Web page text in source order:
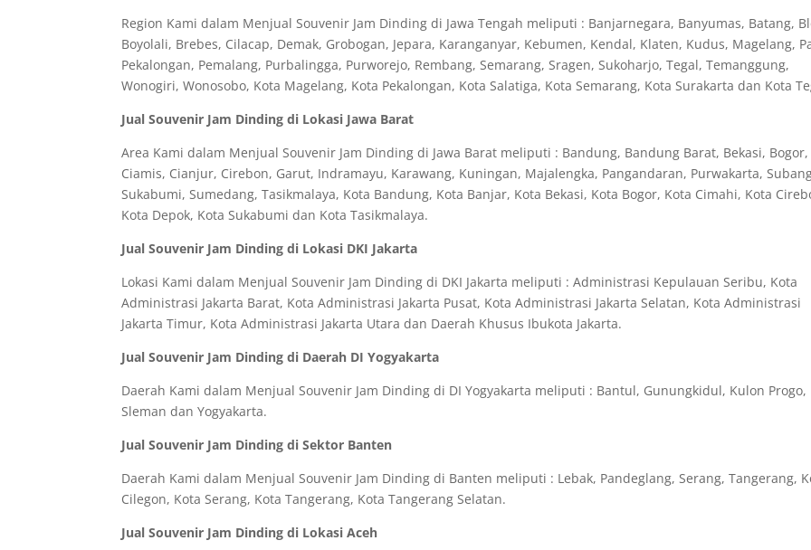
Region Kami dalam Menjual Souvenir Jam Dinding di Jawa Tengah meliputi : Banjarnegara, Banyumas, Batang,
Boyolali, Brebes, Cilacap, Demak, Grobogan, Jepara, Karanganyar, Kebumen, Kendal, Klaten, Kudus, Magelang,
Pekalongan, Pemalang, Purbalingga, Purworejo, Rembang, Semarang, Sragen, Sukoharjo, Tegal, Temanggung,
Wonogiri, Wonosobo, Kota Magelang, Kota Pekalongan, Kota Salatiga, Kota Semarang, Kota Surakarta dan Kota
Jual Souvenir Jam Dinding di Lokasi Jawa Barat
Area Kami dalam Menjual Souvenir Jam Dinding di Jawa Barat meliputi : Bandung, Bandung Barat, Bekasi, Bogor,
Ciamis, Cianjur, Cirebon, Garut, Indramayu, Karawang, Kuningan, Majalengka, Pangandaran, Purwakarta,
Sukabumi, Sumedang, Tasikmalaya, Kota Bandung, Kota Banjar, Kota Bekasi, Kota Bogor, Kota Cimahi, Kota
Kota Depok, Kota Sukabumi dan Kota Tasikmalaya.
Jual Souvenir Jam Dinding di Lokasi DKI Jakarta
Lokasi Kami dalam Menjual Souvenir Jam Dinding di DKI Jakarta meliputi : Administrasi Kepulauan Seribu, Kota
Administrasi Jakarta Barat, Kota Administrasi Jakarta Pusat, Kota Administrasi Jakarta Selatan, Kota Administrasi
Jakarta Timur, Kota Administrasi Jakarta Utara dan Daerah Khusus Ibukota Jakarta.
Jual Souvenir Jam Dinding di Daerah DI Yogyakarta
Daerah Kami dalam Menjual Souvenir Jam Dinding di DI Yogyakarta meliputi : Bantul, Gunungkidul, Kulon Progo,
Sleman dan Yogyakarta.
Jual Souvenir Jam Dinding di Sektor Banten
Daerah Kami dalam Menjual Souvenir Jam Dinding di Banten meliputi : Lebak, Pandeglang, Serang, Tangerang,
Cilegon, Kota Serang, Kota Tangerang, Kota Tangerang Selatan.
Jual Souvenir Jam Dinding di Lokasi Aceh